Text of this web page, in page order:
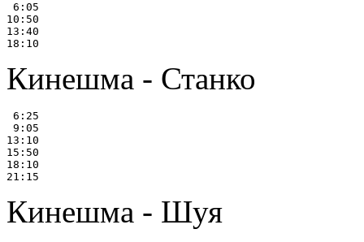
6:05
10:50
13:40
Кинешма - Станко
6:25
9:05
13:10
15:50
18:10
Кинешма - Шуя